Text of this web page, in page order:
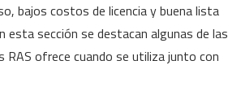
bajos costos de licencia y buena lista
esta sección se destacan algunas de las
RAS ofrece cuando se utiliza junto con